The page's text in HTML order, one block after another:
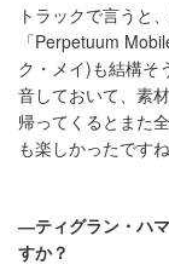
トラックで言うと
「Perpetuum
ク・メイ)も結構そ
音しておいて、素
帰ってくるとまた
も楽しかったですね
―ティグラン・ハ
すか？